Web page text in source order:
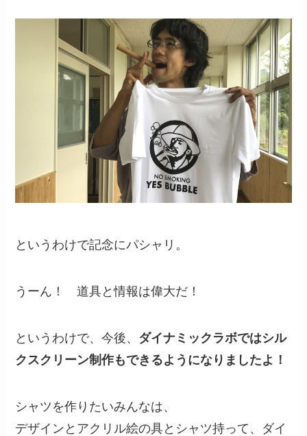
というわけで記念にパシャリ。
うーん！ 道具と情報は偉大だ！
というわけで、今後、 ダイナミックラボではシル
クスクリーン制作もできるようになりましたよ！
シャツを作りたいみんなは、
デザインとアクリル絵の具とシャツ持って、ダイ